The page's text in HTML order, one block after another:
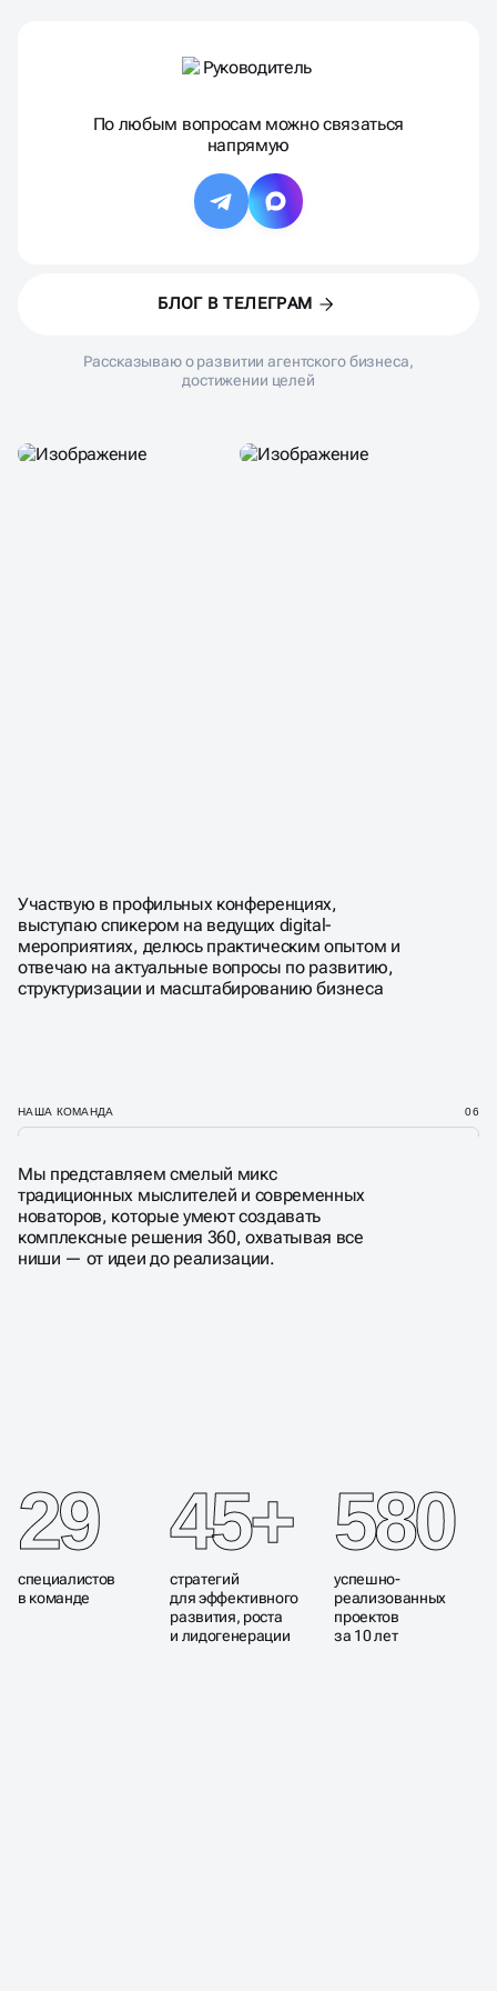
Участвую в профильных конференциях,
выступаю спикером на ведущих digital-
мероприятиях, делюсь практическим опытом и
отвечаю на актуальные вопросы по развитию,
структуризации и масштабированию бизнеса
По любым вопросам можно связаться
напрямую
БЛОГ В ТЕЛЕГРАМ
Рассказываю о развитии агентского бизнеса,
достижении целей
НАША КОМАНДА 06
Мы представляем смелый микс
традиционных мыслителей и современных
новаторов, которые умеют создавать
комплексные решения 360, охватывая все
ниши — от идеи до реализации.
29
специалистов
в команде
45+
стратегий
для эффективного
развития, роста
и лидогенерации
580
успешно-
реализованных
проектов
за 10 лет